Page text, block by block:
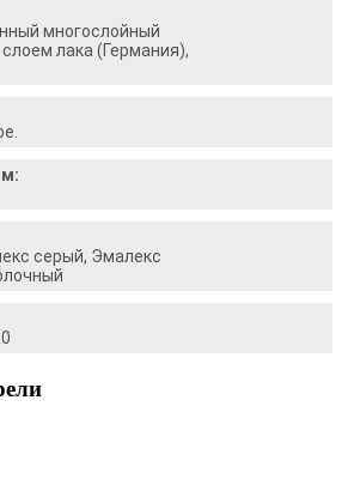
многослойный
лака (Германия),
серый, Эмалекс